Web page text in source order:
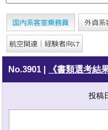
No.3901 | 《書類選考結
投稿